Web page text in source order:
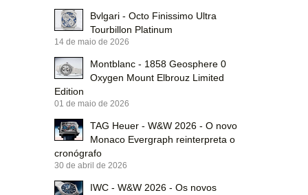
Bvlgari - Octo Finissimo Ultra
Tourbillon Platinum
14 de maio de 2026
Montblanc - 1858 Geosphere 0
Oxygen Mount Elbrouz Limited
Edition
01 de maio de 2026
TAG Heuer - W&W 2026 - O novo
Monaco Evergraph reinterpreta o
cronógrafo
30 de abril de 2026
IWC - W&W 2026 - Os novos